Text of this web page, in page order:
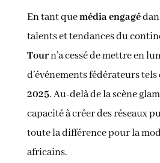
En tant quemédia engagé
talents et tendances du
Tourn’a cessé de mettre en
d’événements fédérateurs tels
2025. Au-delà de la scène
capacité à créer des réseaux
toute la différence pour la
africains.